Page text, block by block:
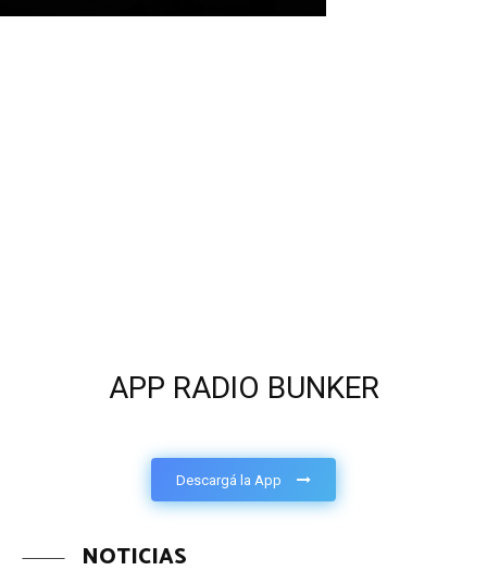
APP RADIO BUNKER
Descargá la App
NOTICIAS